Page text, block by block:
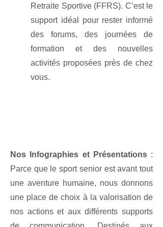
Retraite Sportive (FFRS). C’est le
support idéal pour rester informé
des forums, des journées de
formation et des nouvelles
activités proposées près de chez
vous.
Nos Infographies et Présentations :
Parce que le sport senior est avant tout
une aventure humaine, nous donnons
une place de choix à la valorisation de
nos actions et aux différents supports